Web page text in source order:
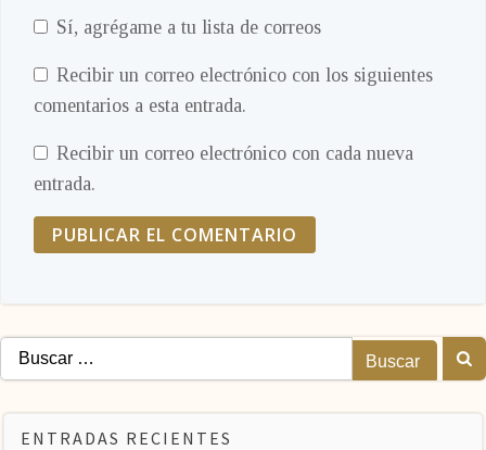
Sí, agrégame a tu lista de correos
Recibir un correo electrónico con los siguientes
comentarios a esta entrada.
Recibir un correo electrónico con cada nueva
entrada.
Buscar:
ENTRADAS RECIENTES